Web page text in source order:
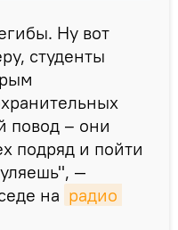
Ну вот
студенты
повод – они
подряд и пойти
—
на радио